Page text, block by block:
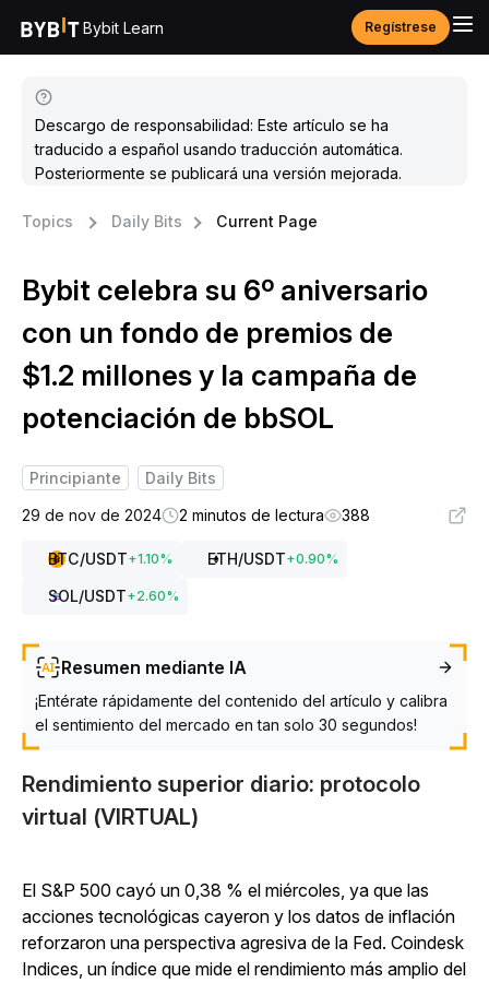
Bybit Learn Regístrese
Descargo de responsabilidad: Este artículo se ha
traducido a español usando traducción automática.
Posteriormente se publicará una versión mejorada.
Topics Daily Bits Current Page
Bybit celebra su 6º aniversario
con un fondo de premios de
$1.2 millones y la campaña de
potenciación de bbSOL
Principiante
Daily Bits
29 de nov de 2024
2 minutos de lectura 388
BTC/USDT+1.10% ETH/USDT+0.90%
SOL/USDT+2.60%
Resumen mediante IA
¡Entérate rápidamente del contenido del artículo y calibra
el sentimiento del mercado en tan solo 30 segundos!
Rendimiento superior diario: protocolo
virtual (VIRTUAL)
El S&P 500 cayó un 0,38 % el miércoles, ya que las
acciones tecnológicas cayeron y los datos de inflación
reforzaron una perspectiva agresiva de la Fed. Coindesk
Indices, un índice que mide el rendimiento más amplio del